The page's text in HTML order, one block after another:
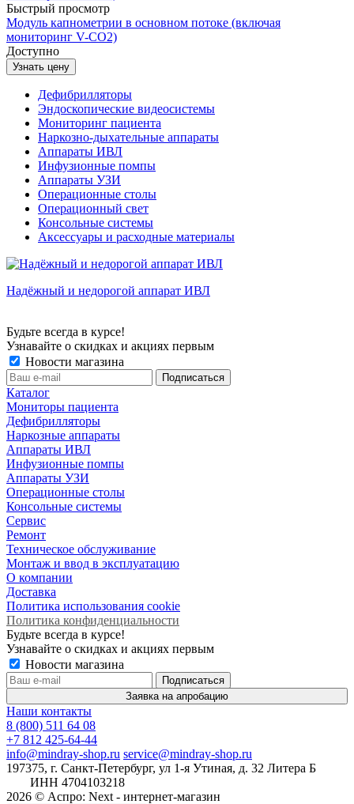
Быстрый просмотр
Модуль капнометрии в основном потоке (включая
мониторинг V-CO2)
Доступно
Узнать цену
Дефибрилляторы
Эндоскопические видеосистемы
Мониторинг пациента
Наркозно-дыхательные аппараты
Аппараты ИВЛ
Инфузионные помпы
Аппараты УЗИ
Операционные столы
Операционный свет
Консольные системы
Аксессуары и расходные материалы
Надёжный и недорогой аппарат ИВЛ
Будьте всегда в курсе!
Узнавайте о скидках и акциях первым
Новости магазина
Каталог
Мониторы пациента
Дефибрилляторы
Наркозные аппараты
Аппараты ИВЛ
Инфузионные помпы
Аппараты УЗИ
Операционные столы
Консольные системы
Сервис
Ремонт
Техническое обслуживание
Монтаж и ввод в эксплуатацию
О компании
Доставка
Политика использования cookie
Политика конфиденциальности
Будьте всегда в курсе!
Узнавайте о скидках и акциях первым
Новости магазина
Заявка на апробацию
Наши контакты
8 (800) 511 64 08
+7 812 425-64-44
info@mindray-shop.ru service@mindray-shop.ru
197375, г. Санкт-Петербург, ул 1-я Утиная, д. 32 Литера Б
ИНН 4704103218
2026 © Аспро: Next - интернет-магазин